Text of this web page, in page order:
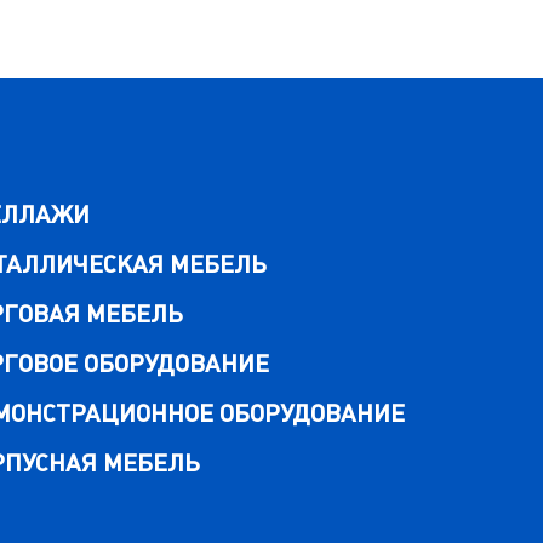
МЕБЕЛЬ
МЕБЕЛЬ
ОБОРУДОВАНИЕ
ОБОРУДОВАНИЕ
МЕБЕЛЬ